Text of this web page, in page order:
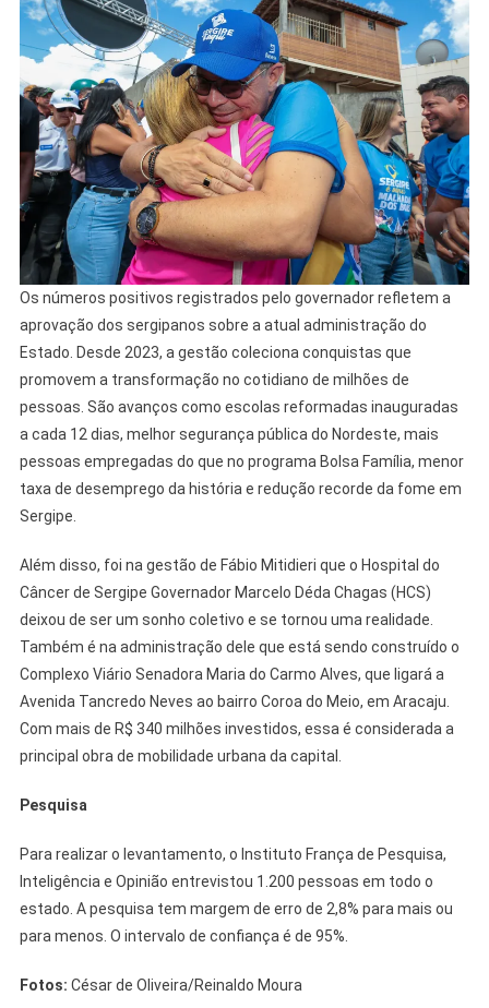
Os números positivos registrados pelo governador refletem a
aprovação dos sergipanos sobre a atual administração do
Estado. Desde 2023, a gestão coleciona conquistas que
promovem a transformação no cotidiano de milhões de
pessoas. São avanços como escolas reformadas inauguradas
a cada 12 dias, melhor segurança pública do Nordeste, mais
pessoas empregadas do que no programa Bolsa Família, menor
taxa de desemprego da história e redução recorde da fome em
Sergipe.
Além disso, foi na gestão de Fábio Mitidieri que o Hospital do
Câncer de Sergipe Governador Marcelo Déda Chagas (HCS)
deixou de ser um sonho coletivo e se tornou uma realidade.
Também é na administração dele que está sendo construído o
Complexo Viário Senadora Maria do Carmo Alves, que ligará a
Avenida Tancredo Neves ao bairro Coroa do Meio, em Aracaju.
Com mais de R$ 340 milhões investidos, essa é considerada a
principal obra de mobilidade urbana da capital.
Pesquisa
Para realizar o levantamento, o Instituto França de Pesquisa,
Inteligência e Opinião entrevistou 1.200 pessoas em todo o
estado. A pesquisa tem margem de erro de 2,8% para mais ou
para menos. O intervalo de confiança é de 95%.
Fotos: César de Oliveira/Reinaldo Moura